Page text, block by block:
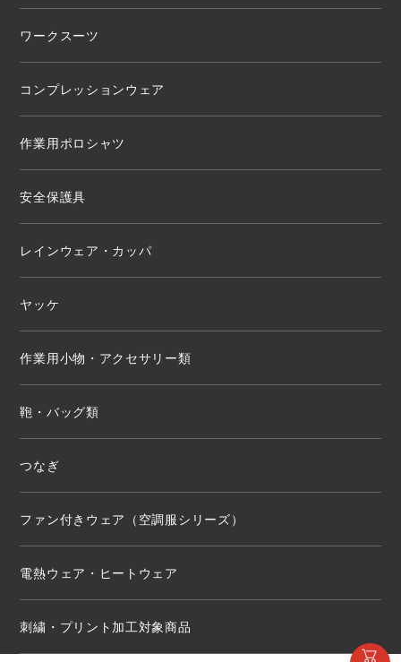
ワークスーツ
コンプレッションウェア
作業用ポロシャツ
安全保護具
レインウェア・カッパ
ヤッケ
作業用小物・アクセサリー類
鞄・バッグ類
つなぎ
ファン付きウェア（空調服シリーズ）
電熱ウェア・ヒートウェア
刺繍・プリント加工対象商品